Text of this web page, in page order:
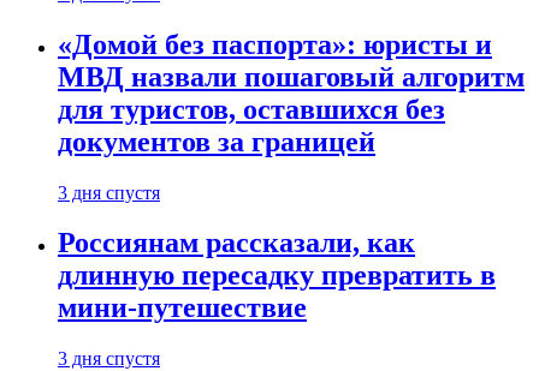
«Домой без паспорта»: юристы и
МВД назвали пошаговый алгоритм
для туристов, оставшихся без
документов за границей
3 дня спустя
Россиянам рассказали, как
длинную пересадку превратить в
мини-путешествие
3 дня спустя